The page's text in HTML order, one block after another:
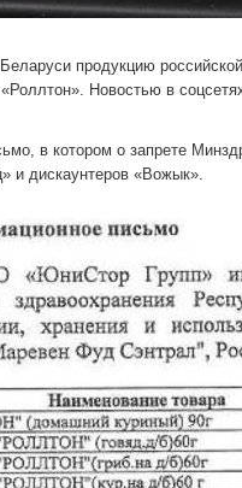
продукцию
Новостью в
в котором о запрете
и дискаунтеров «Вожык».